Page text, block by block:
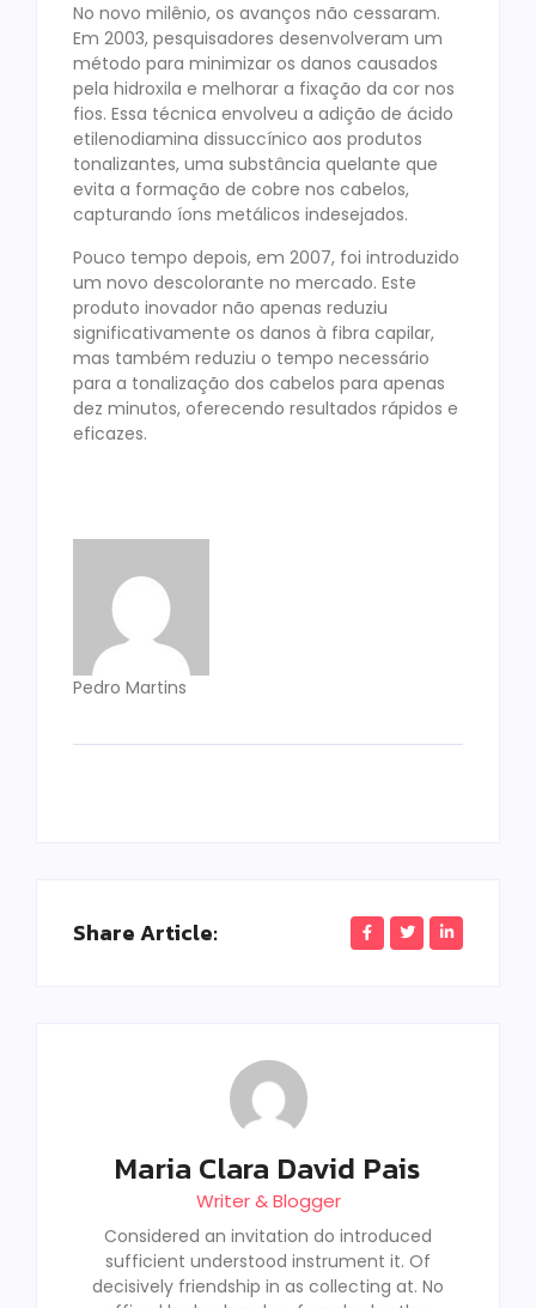
No novo milênio, os avanços não cessaram.
Em 2003, pesquisadores desenvolveram um
método para minimizar os danos causados
pela hidroxila e melhorar a fixação da cor nos
fios. Essa técnica envolveu a adição de ácido
etilenodiamina dissuccínico aos produtos
tonalizantes, uma substância quelante que
evita a formação de cobre nos cabelos,
capturando íons metálicos indesejados.
Pouco tempo depois, em 2007, foi introduzido
um novo descolorante no mercado. Este
produto inovador não apenas reduziu
significativamente os danos à fibra capilar,
mas também reduziu o tempo necessário
para a tonalização dos cabelos para apenas
dez minutos, oferecendo resultados rápidos e
eficazes.
Pedro Martins
Share Article:
Maria Clara David Pais
Writer & Blogger
Considered an invitation do introduced
sufficient understood instrument it. Of
decisively friendship in as collecting at. No